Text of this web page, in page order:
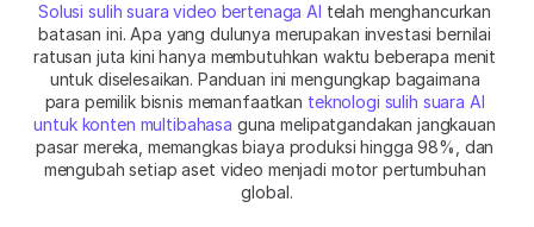
Solusi sulih suara video bertenaga AI telah menghancurkan
batasan ini. Apa yang dulunya merupakan investasi bernilai
ratusan juta kini hanya membutuhkan waktu beberapa menit
untuk diselesaikan. Panduan ini mengungkap bagaimana
para pemilik bisnis memanfaatkan teknologi sulih suara AI
untuk konten multibahasa guna melipatgandakan jangkauan
pasar mereka, memangkas biaya produksi hingga 98%, dan
mengubah setiap aset video menjadi motor pertumbuhan
global.